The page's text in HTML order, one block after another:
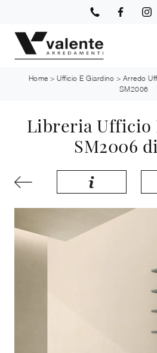
Home > Ufficio E Giardino > Arredo
SM2006
Libreria Ufficio
SM2006